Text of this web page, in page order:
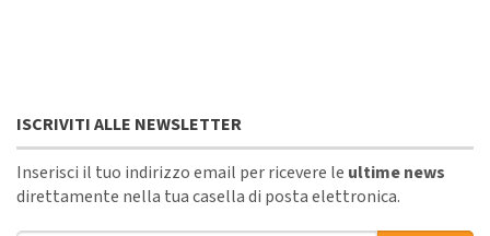
ISCRIVITI ALLE NEWSLETTER
Inserisci il tuo indirizzo email per ricevere le ultime news
direttamente nella tua casella di posta elettronica.